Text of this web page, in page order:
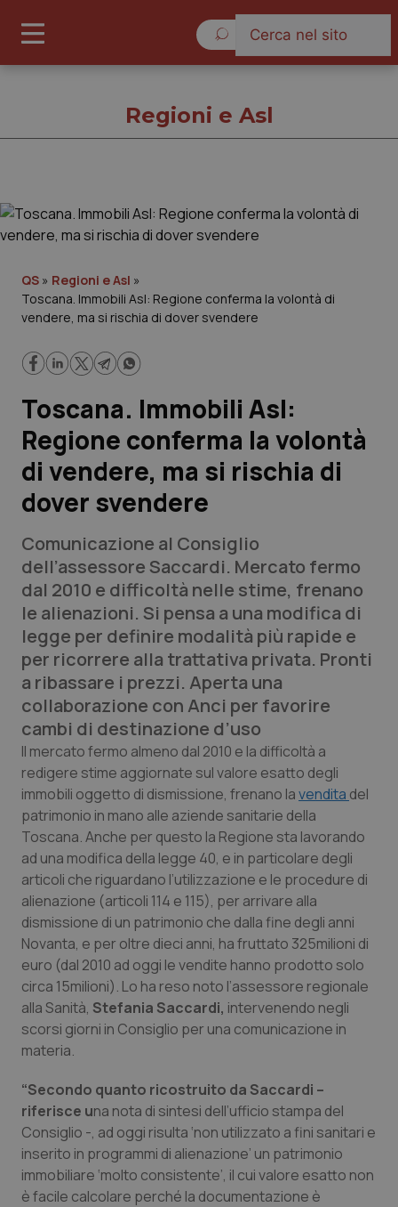
Governo e Parlamento
Regioni e Asl
Lavoro e Professioni
Scienza e Farmaci
Studi e Analisi
Lettere al direttore
Edizioni Regionali
QS Pro
Professionisti Sanitari.AI
Abruzzo
Basilicata
Calabria
Campania
Emilia-Romagna
Friuli Venezia Giulia
Lazio
Liguria
Lombardia
Marche
Molise
QS Pro Gold
Artrite & artrosi
Asma & BPCO
Car-T
Colesterolo & coronaropatie
Dermatite Atopica
Diabete & glucometri
Disturbi dell’umore
Dolore
Donna & Salute
Epatiti
QS Club Newsletter
Regioni e Asl
QS » Regioni e Asl »
Toscana. Immobili Asl: Regione conferma la volontà di
vendere, ma si rischia di dover svendere
Toscana. Immobili Asl:
Regione conferma la volontà
di vendere, ma si rischia di
dover svendere
Comunicazione al Consiglio
dell’assessore Saccardi. Mercato fermo
dal 2010 e difficoltà nelle stime, frenano
le alienazioni. Si pensa a una modifica di
legge per definire modalità più rapide e
per ricorrere alla trattativa privata. Pronti
a ribassare i prezzi. Aperta una
collaborazione con Anci per favorire
cambi di destinazione d’uso
Il mercato fermo almeno dal 2010 e la difficoltà a
redigere stime aggiornate sul valore esatto degli
immobili oggetto di dismissione, frenano lavendita del
patrimonio in mano alle aziende sanitarie della
Toscana. Anche per questo la Regione sta lavorando
ad una modifica della legge 40, e in particolare degli
articoli che riguardano l’utilizzazione e le procedure di
alienazione (articoli 114 e 115), per arrivare alla
dismissione di un patrimonio che dalla fine degli anni
Novanta, e per oltre dieci anni, ha fruttato 325milioni di
euro (dal 2010 ad oggi le vendite hanno prodotto solo
circa 15milioni). Lo ha reso noto l’assessore regionale
alla Sanità, Stefania Saccardi, intervenendo negli
scorsi giorni in Consiglio per una comunicazione in
materia.
“Secondo quanto ricostruito da Saccardi –
riferisce una nota di sintesi dell’ufficio stampa del
Consiglio -, ad oggi risulta ‘non utilizzato a fini sanitari e
inserito in programmi di alienazione’ un patrimonio
immobiliare ‘molto consistente’, il cui valore esatto non
è facile calcolare perché la documentazione è